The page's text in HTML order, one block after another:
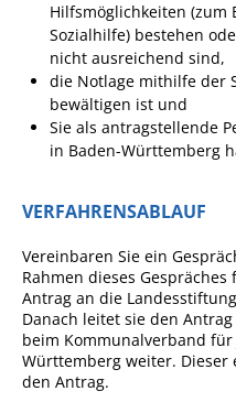
Hilfsmöglichkeiten (zum
Sozialhilfe) bestehen
nicht ausreichend sind,
die Notlage mithilfe der
bewältigen ist und
Sie als antragstellende
in Baden-Württemberg
VERFAHRENSABLAUF
Vereinbaren Sie ein
Rahmen dieses
Antrag an die
Danach leitet sie den
beim Kommunalverband für
Württemberg weiter.
den Antrag.